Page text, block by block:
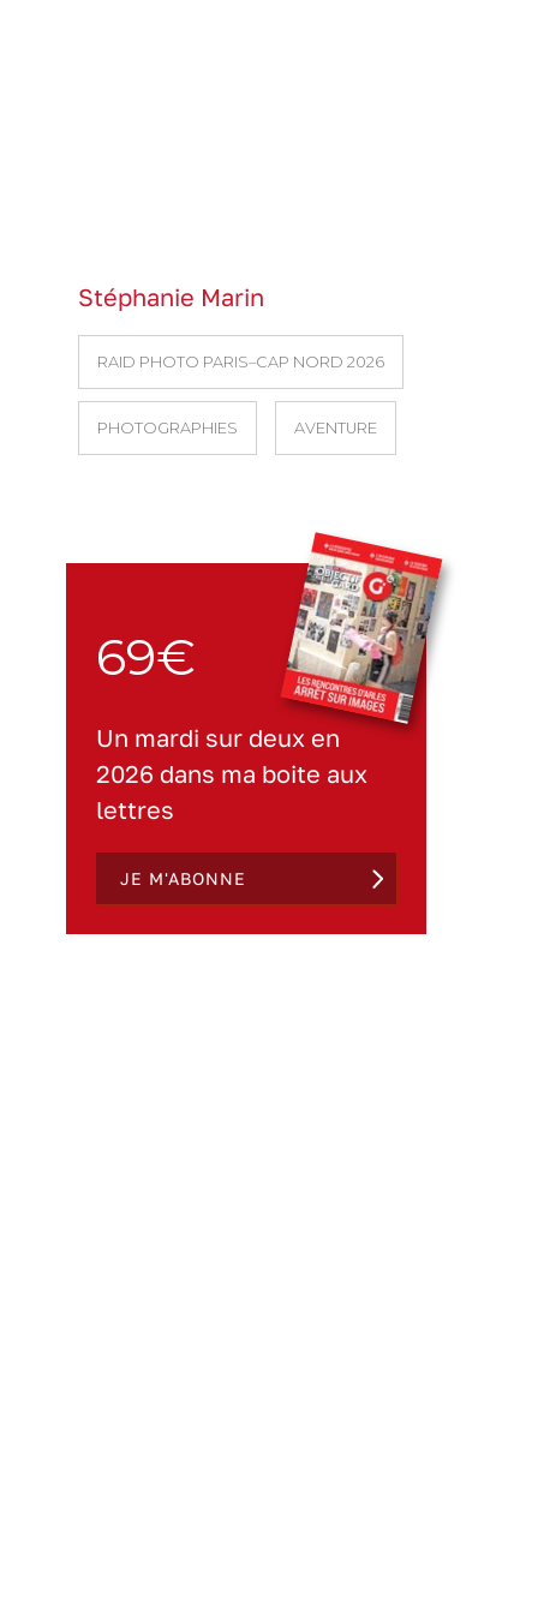
Stéphanie Marin
RAID PHOTO PARIS–CAP NORD 2026
PHOTOGRAPHIES AVENTURE
69€
Un mardi sur deux en
2026 dans ma boite aux
lettres
JE M'ABONNE